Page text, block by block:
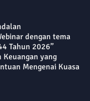
dengan tema
Tahun 2026”
Keuangan yang
Mengenai Kuasa